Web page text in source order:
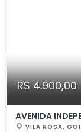
R$ 4.900,00
AVENIDA
VILA ROSA,